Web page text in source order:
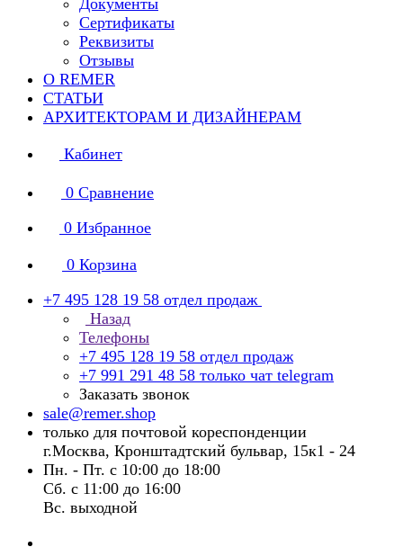
Документы
Сертификаты
Реквизиты
Отзывы
О REMER
СТАТЬИ
АРХИТЕКТОРАМ И ДИЗАЙНЕРАМ
Кабинет
0 Сравнение
0 Избранное
0 Корзина
+7 495 128 19 58 отдел продаж
Назад
Телефоны
+7 495 128 19 58 отдел продаж
+7 991 291 48 58 только чат telegram
Заказать звонок
sale@remer.shop
только для почтовой кореспонденции
г.Москва, Кронштадтский бульвар, 15к1 - 24
Пн. - Пт. с 10:00 до 18:00
Сб. с 11:00 до 16:00
Вс. выходной